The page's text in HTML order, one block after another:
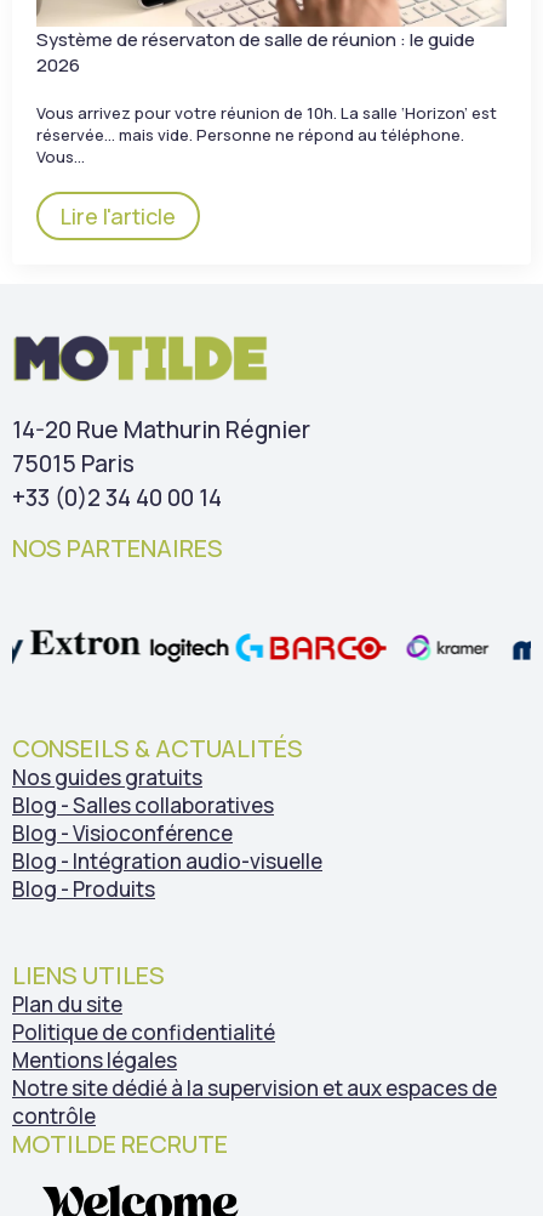
Système de réservaton de salle de réunion : le guide
2026
Vous arrivez pour votre réunion de 10h. La salle ‘Horizon’ est
réservée… mais vide. Personne ne répond au téléphone.
Vous…
Lire l'article
14-20 Rue Mathurin Régnier
75015 Paris
+33 (0)2 34 40 00 14
NOS PARTENAIRES
CONSEILS & ACTUALITÉS
Nos guides gratuits
Blog - Salles collaboratives
Blog - Visioconférence
Blog - Intégration audio-visuelle
Blog - Produits
LIENS UTILES
Plan du site
Politique de confidentialité
Mentions légales
Notre site dédié à la supervision et aux espaces de
contrôle
MOTILDE RECRUTE